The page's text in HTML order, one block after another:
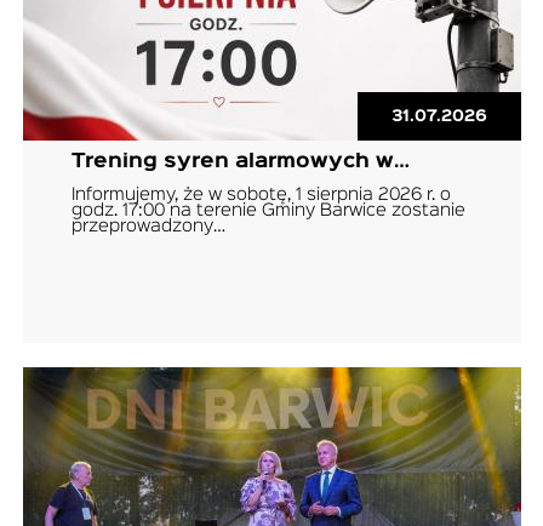
31.07.2026
Trening syren alarmowych w…
Informujemy, że w sobotę, 1 sierpnia 2026 r. o
godz. 17:00 na terenie Gminy Barwice zostanie
przeprowadzony…